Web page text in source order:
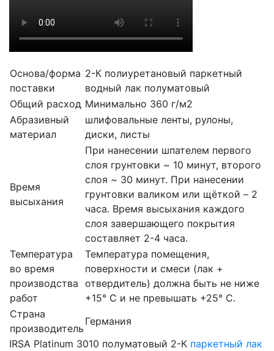
Основа/форма
поставки
2-К полиуретановый паркетный
водный лак полуматовый
Общий расход Минимально 360 г/м2
Абразивный
материал
шлифовальные ленты, рулоны,
диски, листы
Время
высыхания
При нанесении шпателем первого
слоя грунтовки ~ 10 минут, второго
слоя ~ 30 минут. При нанесении
грунтовки валиком или щёткой – 2
часа. Время высыхания каждого
слоя завершающего покрытия
составляет 2-4 часа.
Температура
во время
производства
работ
Температура помещения,
поверхности и смеси (лак +
отвердитель) должна быть не ниже
+15° С и не превышать +25° C.
Страна
производитель
Германия
IRSA Platinum 3010 полуматовый 2-К паркетный лак